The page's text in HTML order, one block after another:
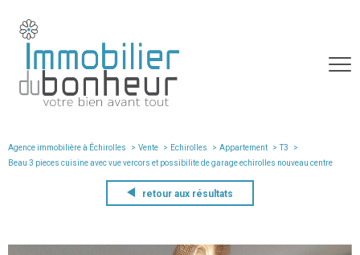
Agence immobilière à Échirolles Vente Echirolles Appartement
T3
beau 3 pieces cuisine avec vue vercors et possibilite de garage echirolles nouveau centre
retour aux résultats